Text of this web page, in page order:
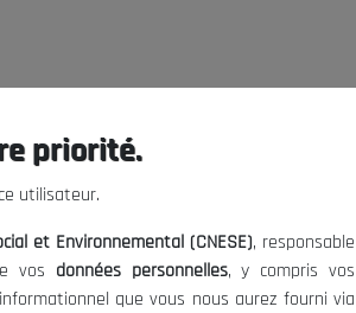
priorité.
utilisateur.
et Environnemental (CNESE), responsable
vos données personnelles, y compris vos
que vous nous aurez fourni via